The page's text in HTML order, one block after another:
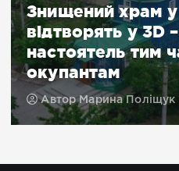
Знищений храм у
відтворять у 3D
настоятель тим
окупантам
Автор Марина Поліщук